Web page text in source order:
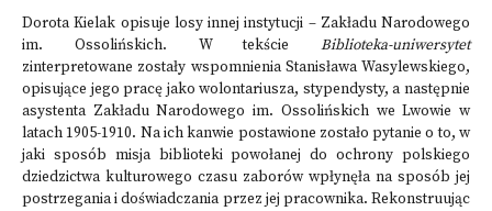
Dorota Kielak opisuje losy innej instytucji – Zakładu Narodowego
im. Ossolińskich. W tekście Biblioteka-uniwersytet
zinterpretowane zostały wspomnienia Stanisława Wasylewskiego,
opisujące jego pracę jako wolontariusza, stypendysty, a następnie
asystenta Zakładu Narodowego im. Ossolińskich we Lwowie w
latach 1905-1910. Na ich kanwie postawione zostało pytanie o to, w
jaki sposób misja biblioteki powołanej do ochrony polskiego
dziedzictwa kulturowego czasu zaborów wpłynęła na sposób jej
postrzegania i doświadczania przez jej pracownika. Rekonstruując